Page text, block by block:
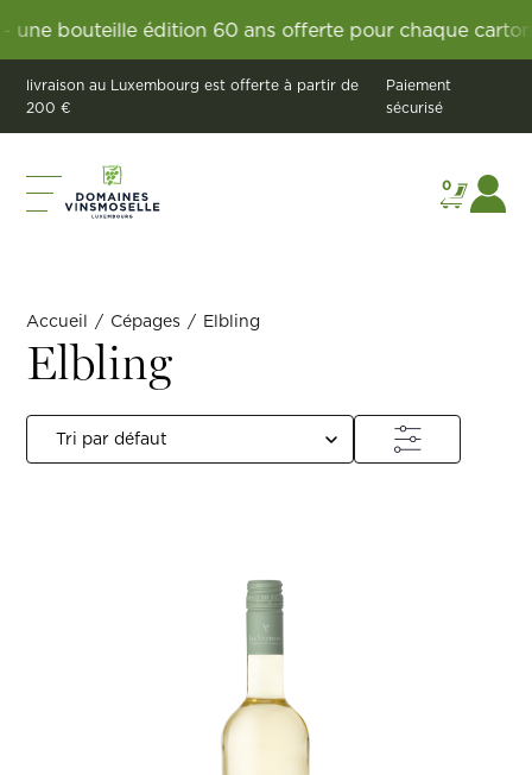
bouteille édition 60 ans offerte pour chaque carton
livraison au Luxembourg est offerte à partir de
200 €
Paiement
sécurisé
0
Accueil / Cépages / Elbling
Elbling